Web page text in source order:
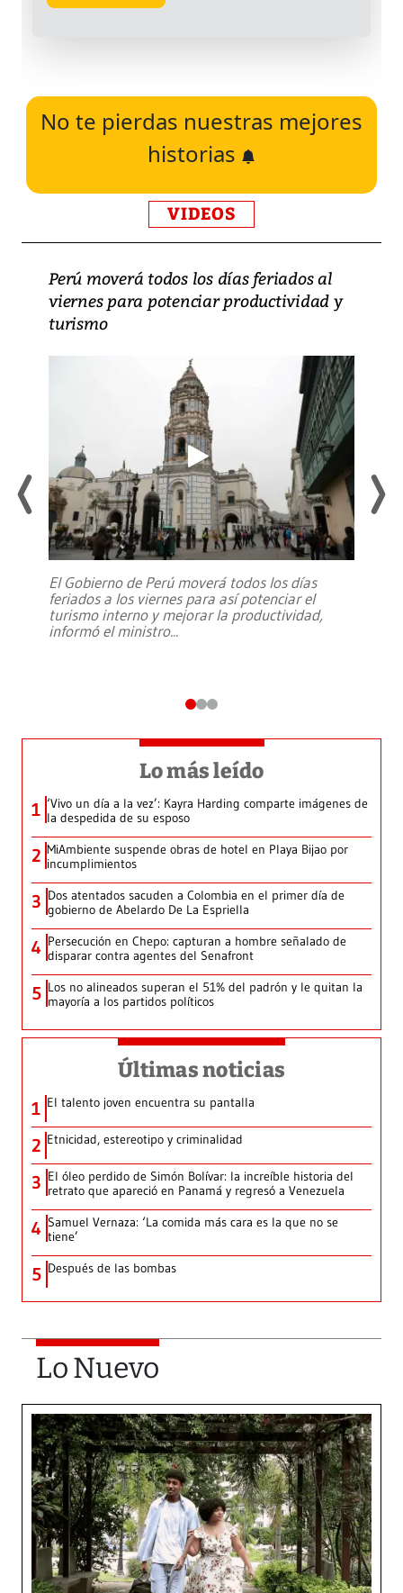
No te pierdas nuestras mejores
historias
VIDEOS
Perú moverá todos los días feriados al
viernes para potenciar productividad y
turismo
El Gobierno de Perú moverá todos los días
feriados a los viernes para así potenciar el
turismo interno y mejorar la productividad,
informó el ministro...
Lo más leído
1 ‘Vivo un día a la vez’: Kayra Harding comparte imágenes de
la despedida de su esposo
2 MiAmbiente suspende obras de hotel en Playa Bijao por
incumplimientos
3 Dos atentados sacuden a Colombia en el primer día de
gobierno de Abelardo De La Espriella
4 Persecución en Chepo: capturan a hombre señalado de
disparar contra agentes del Senafront
5 Los no alineados superan el 51% del padrón y le quitan la
mayoría a los partidos políticos
Últimas noticias
1 El talento joven encuentra su pantalla​
2 Etnicidad, estereotipo y criminalidad
3 El óleo perdido de Simón Bolívar: la increíble historia del
retrato que apareció en Panamá y regresó a Venezuela
4 Samuel Vernaza: ‘La comida más cara es la que no se
tiene’
5 Después de las bombas
Lo Nuevo